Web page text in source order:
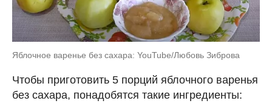
Яблочное варенье без сахара: YouTube/Любовь Зиброва
Чтобы приготовить 5 порций яблочного варенья
без сахара, понадобятся такие ингредиенты: